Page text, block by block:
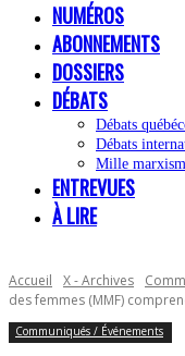
NUMÉROS
ABONNEMENTS
DOSSIERS
DÉBATS
Débats
Débats
Mille
ENTREVUES
À LIRE
Accueil X - Archives
des femmes (MMF)
Communiqués / Événements